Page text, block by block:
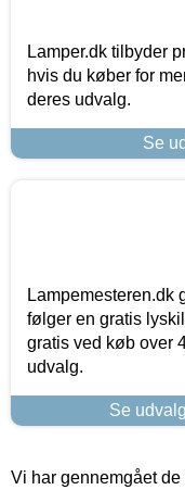
Lamper.dk tilbyder
hvis du køber for
deres udvalg.
Se
Lampemesteren.dk
følger en gratis
gratis ved køb over
udvalg.
Se
Vi har gennemgået